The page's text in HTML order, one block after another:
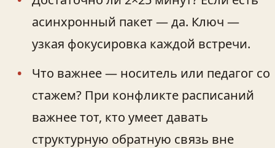
асинхронный пакет — да. Ключ —
узкая фокусировка каждой встречи.
Что важнее — носитель или педагог со
стажем? При конфликте расписаний
важнее тот, кто умеет давать
структурную обратную связь вне